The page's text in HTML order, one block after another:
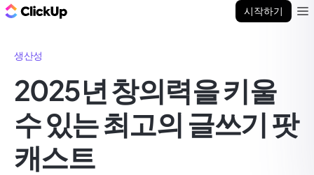
시작하기
생산성
2025년 창의력을 키울
수 있는 최고의 글쓰기 팟
캐스트